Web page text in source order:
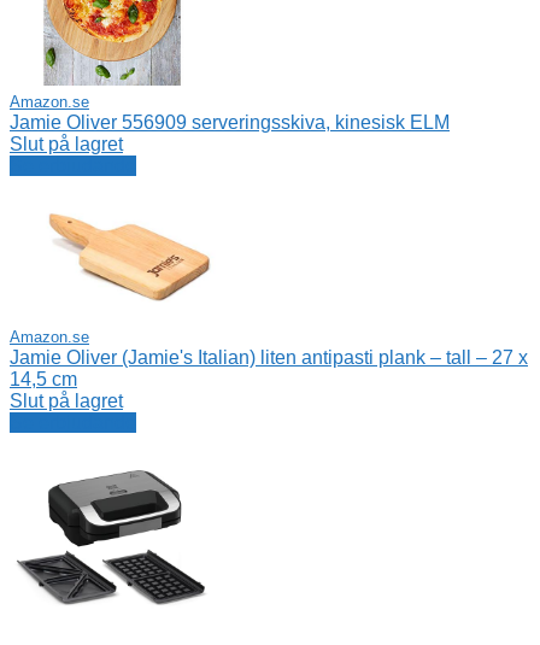
Amazon.se
Jamie Oliver 556909 serveringsskiva, kinesisk ELM
Slut på lagret
Amazon.se
Jamie Oliver (Jamie's Italian) liten antipasti plank – tall – 27 x
14,5 cm
Slut på lagret